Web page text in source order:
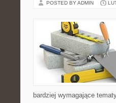
POSTED BY ADMIN
bardziej wymagające